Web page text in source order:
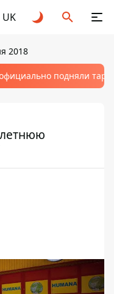
UK
2018
подняли